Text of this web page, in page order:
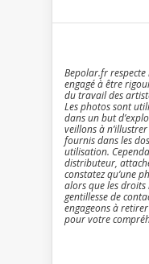
Bepolar.fr respecte
engagé à être
du travail des
Les photos sont
dans un but
veillons à
fournis dans les
utilisation.
distributeur,
constatez qu’une
alors que les droits
gentillesse de
engageons à
pour votre